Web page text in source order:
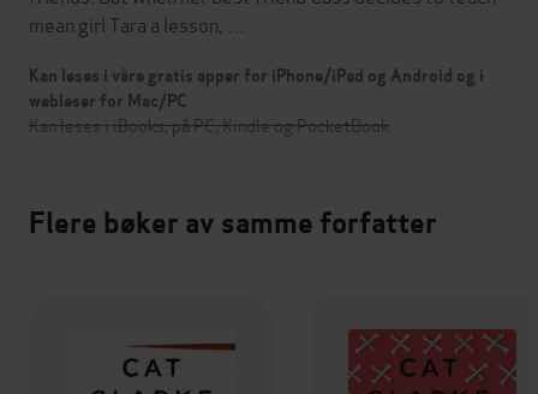
mean girl Tara a lesson, …
Kan leses i våre gratis apper for iPhone/iPad og Android og i
webleser for Mac/PC
Kan leses i iBooks, på PC, Kindle og PocketBook
Flere bøker av samme forfatter